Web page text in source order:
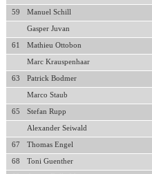
59 Manuel Schill
Gasper Juvan
61 Mathieu Ottobon
Marc Krauspenhaar
63 Patrick Bodmer
Marco Staub
65 Stefan Rupp
Alexander Seiwald
67 Thomas Engel
68 Toni Guenther